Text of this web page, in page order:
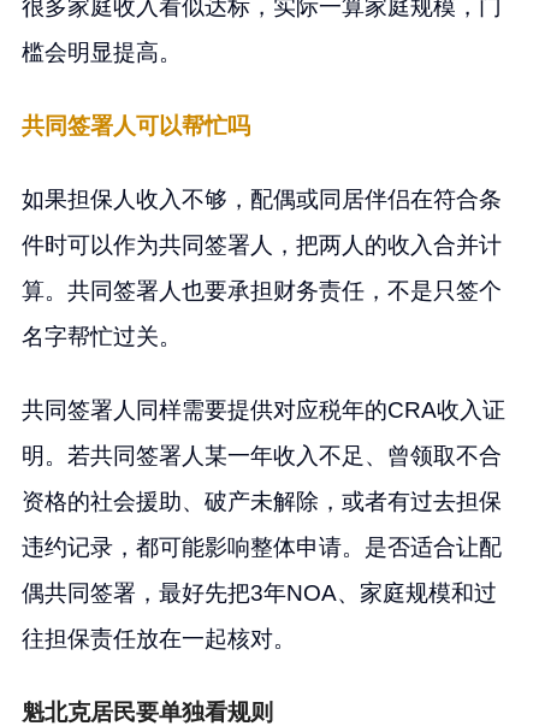
很多家庭收入看似达标，实际一算家庭规模，门
槛会明显提高。
共同签署人可以帮忙吗
如果担保人收入不够，配偶或同居伴侣在符合条
件时可以作为共同签署人，把两人的收入合并计
算。共同签署人也要承担财务责任，不是只签个
名字帮忙过关。
共同签署人同样需要提供对应税年的CRA收入证
明。若共同签署人某一年收入不足、曾领取不合
资格的社会援助、破产未解除，或者有过去担保
违约记录，都可能影响整体申请。是否适合让配
偶共同签署，最好先把3年NOA、家庭规模和过
往担保责任放在一起核对。
魁北克居民要单独看规则